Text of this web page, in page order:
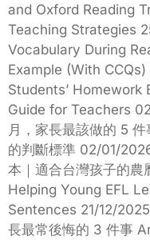
and Oxford Reading
Teaching Strategies
Vocabulary During
Example (With
Students’
Guide for Teachers
月，家長最該做的 5
的判斷標準 02/01/
本｜適合台灣孩子的
Helping Young EFL
Sentences 21/12/
長最常後悔的 3 件事